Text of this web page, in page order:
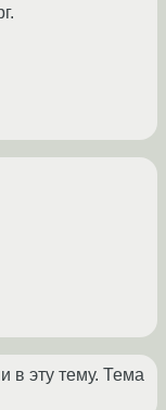
в эту тему. Тема